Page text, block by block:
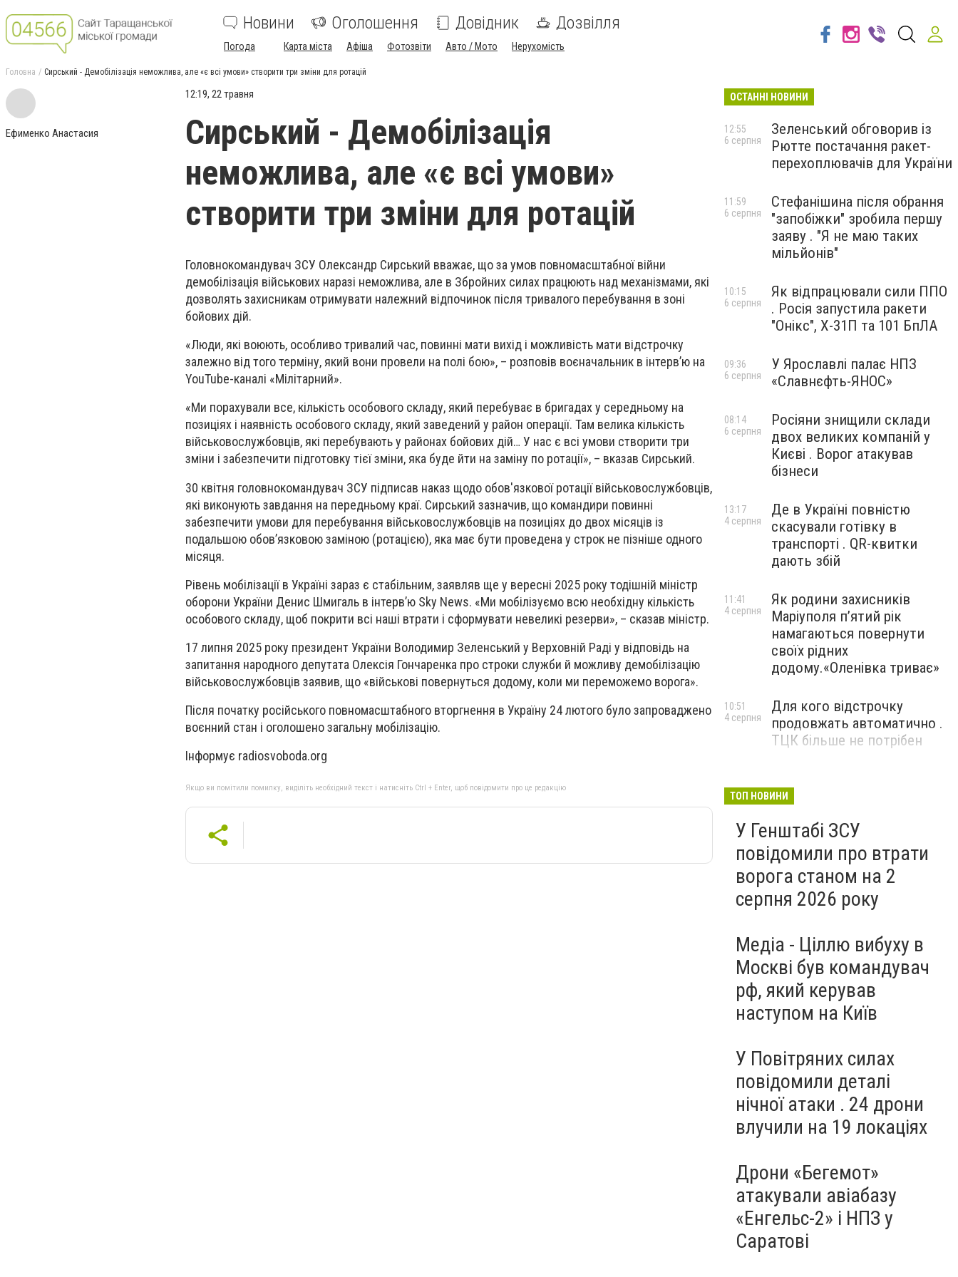
Новини Оголошення Довідник Дозвілля
Погода Карта міста Афіша Фотозвіти Авто / Мото Нерухомість
Головна Сирський - Демобілізація неможлива, але «є всі умови» створити три зміни для ротацій
Ефименко Анастасия
12:19, 22 травня
Сирський - Демобілізація
неможлива, але «є всі умови»
створити три зміни для ротацій
Головнокомандувач ЗСУ Олександр Сирський вважає, що за умов повномасштабної війни
демобілізація військових наразі неможлива, але в Збройних силах працюють над механізмами, які
дозволять захисникам отримувати належний відпочинок після тривалого перебування в зоні
бойових дій.
«Люди, які воюють, особливо тривалий час, повинні мати вихід і можливість мати відстрочку
залежно від того терміну, який вони провели на полі бою», – розповів воєначальник в інтерв’ю на
YouTube-каналі «Мілітарний».
«Ми порахували все, кількість особового складу, який перебуває в бригадах у середньому на
позиціях і наявність особового складу, який заведений у район операції. Там велика кількість
військовослужбовців, які перебувають у районах бойових дій… У нас є всі умови створити три
зміни і забезпечити підготовку тієї зміни, яка буде йти на заміну по ротації», – вказав Сирський.
30 квітня головнокомандувач ЗСУ підписав наказ щодо обов'язкової ротації військовослужбовців,
які виконують завдання на передньому краї. Сирський зазначив, що командири повинні
забезпечити умови для перебування військовослужбовців на позиціях до двох місяців із
подальшою обов’язковою заміною (ротацією), яка має бути проведена у строк не пізніше одного
місяця.
Рівень мобілізації в Україні зараз є стабільним, заявляв ще у вересні 2025 року тодішній міністр
оборони України Денис Шмигаль в інтерв’ю Sky News. «Ми мобілізуємо всю необхідну кількість
особового складу, щоб покрити всі наші втрати і сформувати невеликі резерви», – сказав міністр.
17 липня 2025 року президент України Володимир Зеленський у Верховній Раді у відповідь на
запитання народного депутата Олексія Гончаренка про строки служби й можливу демобілізацію
військовослужбовців заявив, що «військові повернуться додому, коли ми переможемо ворога».
Після початку російського повномасштабного вторгнення в Україну 24 лютого було запроваджено
воєнний стан і оголошено загальну мобілізацію.
Інформує radiosvoboda.org
Якщо ви помітили помилку, виділіть необхідний текст і натисніть Ctrl + Enter, щоб повідомити про це редакцію
ОСТАННІ НОВИНИ
Зеленський обговорив із
Рютте постачання ракет-
перехоплювачів для України
12:55
6 серпня
Стефанішина після обрання
"запобіжки" зробила першу
заяву . "Я не маю таких
мільйонів"
11:59
6 серпня
Як відпрацювали сили ППО
. Росія запустила ракети
"Онікс", Х-31П та 101 БпЛА
10:15
6 серпня
У Ярославлі палає НПЗ
«Славнєфть-ЯНОС»
09:36
6 серпня
Росіяни знищили склади
двох великих компаній у
Києві . Ворог атакував
бізнеси
08:14
6 серпня
Де в Україні повністю
скасували готівку в
транспорті . QR-квитки
дають збій
13:17
4 серпня
Як родини захисників
Маріуполя пʼятий рік
намагаються повернути
своїх рідних
додому.«Оленівка триває»
11:41
4 серпня
Для кого відстрочку
продовжать автоматично .
ТЦК більше не потрібен
10:51
4 серпня
ТОП НОВИНИ
У Генштабі ЗСУ
повідомили про втрати
ворога станом на 2
серпня 2026 року
Медіа - Ціллю вибуху в
Москві був командувач
рф, який керував
наступом на Київ
У Повітряних силах
повідомили деталі
нічної атаки . 24 дрони
влучили на 19 локаціях
Дрони «Бегемот»
атакували авіабазу
«Енгельс-2» і НПЗ у
Саратові